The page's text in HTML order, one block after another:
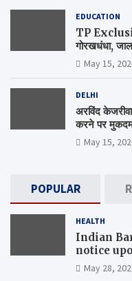
EDUCATION
TP
गोरखधंधा,
कब जागेगा ?
May 15,
DELHI
अरविंद
करने पर
May 15,
POPULAR
HEALTH
Indian
notice
the Chief
May 28,